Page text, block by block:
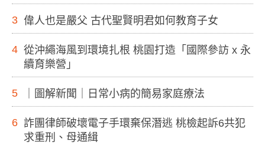
3 偉人也是嚴父 古代聖賢明君如何教育子女
4 從沖繩海風到環境扎根 桃園打造「國際參訪 x 永
續育樂營」
5 ｜圖解新聞｜日常小病的簡易家庭療法
6 詐團律師破壞電子手環棄保潛逃 桃檢起訴6共犯
求重刑、母通緝